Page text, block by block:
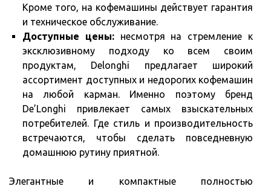
Кроме того, на кофемашины действует гарантия
и техническое обслуживание.
Доступные цены:несмотря на стремление к
эксклюзивному подходу ко всем своим
продуктам, Delonghi предлагает широкий
ассортимент доступных и недорогих кофемашин
на любой карман. Именно поэтому бренд
De’Longhi привлекает самых взыскательных
потребителей. Где стиль и производительность
встречаются, чтобы сделать повседневную
домашнюю рутину приятной.
Элегантные и компактные полностью